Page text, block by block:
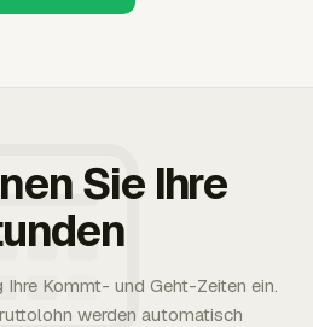
Sie Ihre
Ihre Kommt- und Geht-Zeiten ein.
werden automatisch